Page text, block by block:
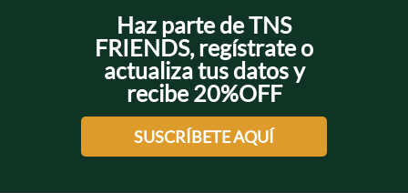
Haz parte de TNS
FRIENDS, regístrate o
actualiza tus datos y
recibe 20%OFF
SUSCRÍBETE AQUÍ